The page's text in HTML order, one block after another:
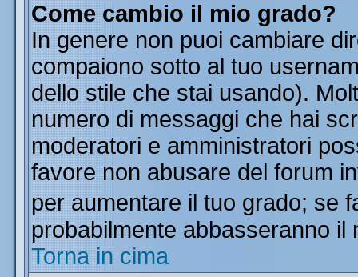
Come cambio il mio grado?
In genere non puoi cambiare
compaiono sotto al tuo
dello stile che stai usando).
numero di messaggi che hai
moderatori e amministratori
favore non abusare del forum
per aumentare il tuo grado; se
probabilmente abbasseranno il
Torna in cima